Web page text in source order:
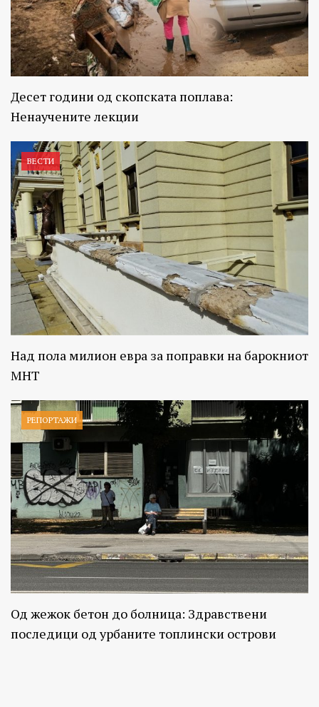
Десет години од скопската поплава:
Ненаучените лекции
ВЕСТИ
Над пола милион евра за поправки на барокниот
МНТ
РЕПОРТАЖИ
Од жежок бетон до болница: Здравствени
последици од урбаните топлински острови